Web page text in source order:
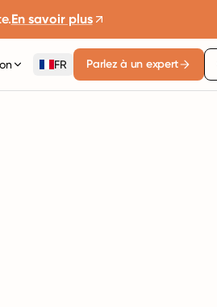
En savoir plus
FR Parlez à un expert